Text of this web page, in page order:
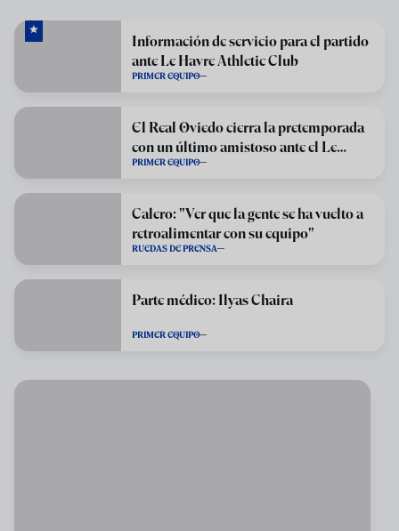
Información de servicio para el partido
ante Le Havre Athletic Club
PRIMER EQUIPO
El Real Oviedo cierra la pretemporada
con un último amistoso ante el Le
Havre
PRIMER EQUIPO
Calero: "Ver que la gente se ha vuelto a
retroalimentar con su equipo"
RUEDAS DE PRENSA
Parte médico: Ilyas Chaira
PRIMER EQUIPO